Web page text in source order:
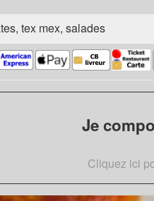
tex mex, salades
Je
Cliquez ici